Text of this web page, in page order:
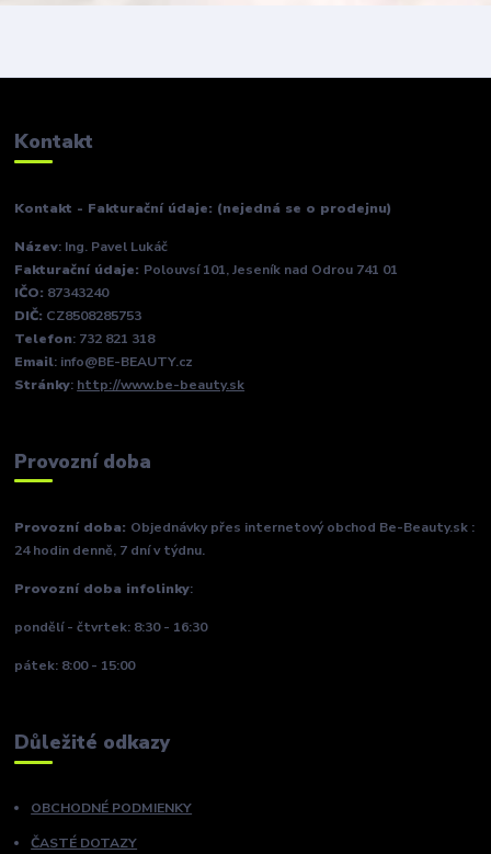
Kontakt
Kontakt - Fakturační údaje: (nejedná se o prodejnu)
Název: Ing. Pavel Lukáč
Fakturační údaje: Polouvsí 101, Jeseník nad Odrou 741 01
IČO: 87343240
DIČ: CZ8508285753
Telefon: 732 821 318
Email: info@BE-BEAUTY.cz
Stránky: http://www.be-beauty.sk
Provozní doba
Provozní doba: Objednávky přes internetový obchod Be-Beauty.sk :
24 hodin denně, 7 dní v týdnu.
Provozní doba infolinky:
pondělí - čtvrtek: 8:30 - 16:30
pátek: 8:00 - 15:00
Důležité odkazy
OBCHODNÉ PODMIENKY
ČASTÉ DOTAZY